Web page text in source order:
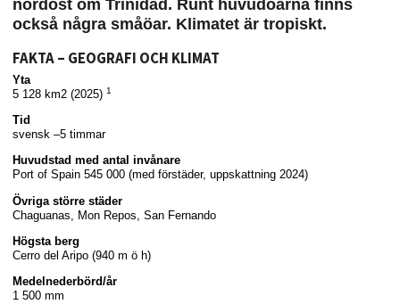
nordöst om Trinidad. Runt huvudöarna finns
också några småöar. Klimatet är tropiskt.
FAKTA – GEOGRAFI OCH KLIMAT
Yta
5 128 km2 (2025) 1
Tid
svensk –5 timmar
Huvudstad med antal invånare
Port of Spain 545 000 (med förstäder, uppskattning 2024)
Övriga större städer
Chaguanas, Mon Repos, San Fernando
Högsta berg
Cerro del Aripo (940 m ö h)
Medelnederbörd/år
1 500 mm